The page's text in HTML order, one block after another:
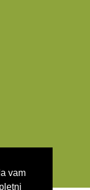
vam